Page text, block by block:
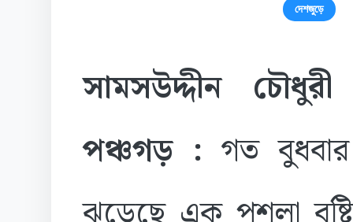
দেশজুড়ে
সামসউদ্দীন
পঞ্চগড় : গত বুধবার